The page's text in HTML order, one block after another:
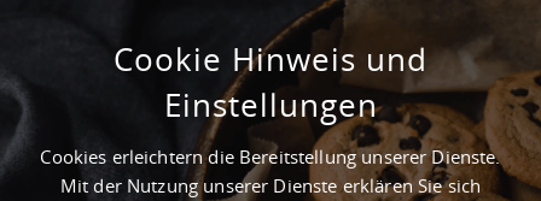
GEPFLEGT - 3.500 M² LOGISTIKHALLE IN
BERLIN AN DER AUTOBAHN A 111
Startseite Immobiliensuche Detailansicht
Cookie Hinweis und
Einstellungen
Cookies erleichtern die Bereitstellung unserer Dienste.
Mit der Nutzung unserer Dienste erklären Sie sich